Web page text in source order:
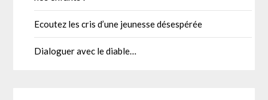
Ecoutez les cris d’une jeunesse désespérée
Dialoguer avec le diable…